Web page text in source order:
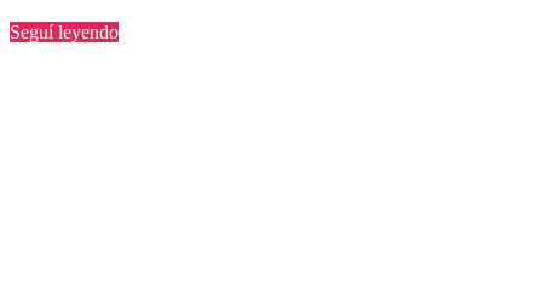
Seguí leyendo“Lerun